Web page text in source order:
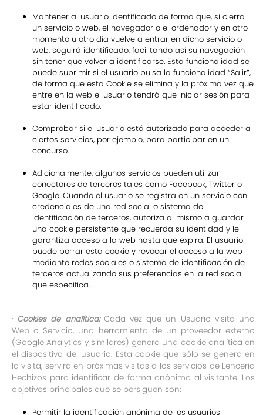
Mantener al usuario identificado de forma que, si cierra
un servicio o web, el navegador o el ordenador y en otro
momento u otro día vuelve a entrar en dicho servicio o
web, seguirá identificado, facilitando así su navegación
sin tener que volver a identificarse. Esta funcionalidad se
puede suprimir si el usuario pulsa la funcionalidad “Salir”,
de forma que esta Cookie se elimina y la próxima vez que
entre en la web el usuario tendrá que iniciar sesión para
estar identificado.
Comprobar si el usuario está autorizado para acceder a
ciertos servicios, por ejemplo, para participar en un
concurso.
Adicionalmente, algunos servicios pueden utilizar
conectores de terceros tales como Facebook, Twitter o
Google. Cuando el usuario se registra en un servicio con
credenciales de una red social o sistema de
identificación de terceros, autoriza al mismo a guardar
una cookie persistente que recuerda su identidad y le
garantiza acceso a la web hasta que expira. El usuario
puede borrar esta cookie y revocar el acceso a la web
mediante redes sociales o sistema de identificación de
terceros actualizando sus preferencias en la red social
que específica.
· Cookies de analítica:Cada vez que un Usuario visita una
Web o Servicio, una herramienta de un proveedor externo
(Google Analytics y similares) genera una cookie analítica en
el dispositivo del usuario. Esta cookie que sólo se genera en
la visita, servirá en próximas visitas a los servicios de Lencería
Hechizos para identificar de forma anónima al visitante. Los
objetivos principales que se persiguen son:
Permitir la identificación anónima de los usuarios